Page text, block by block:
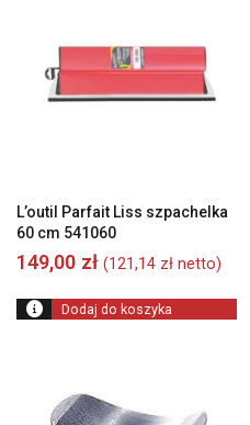
L’outil Parfait Liss szpachelka
60 cm 541060
149,00 zł (121,14 zł netto)
Dodaj do koszyka